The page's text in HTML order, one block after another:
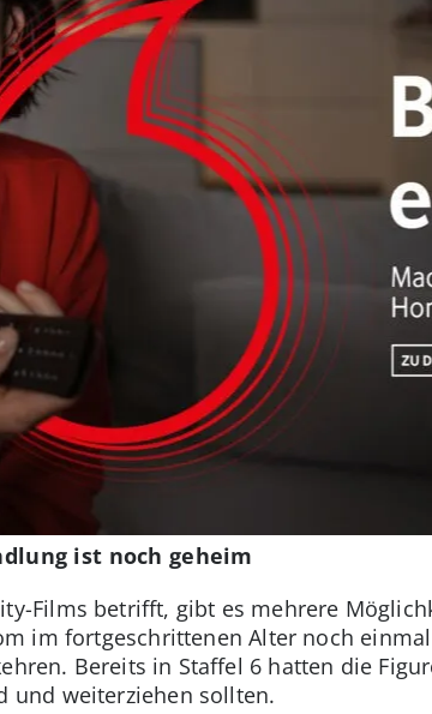
ist noch geheim
Films betrifft, gibt es mehrere
im fortgeschrittenen Alter noch
Bereits in Staffel 6 hatten die
und weiterziehen sollten.